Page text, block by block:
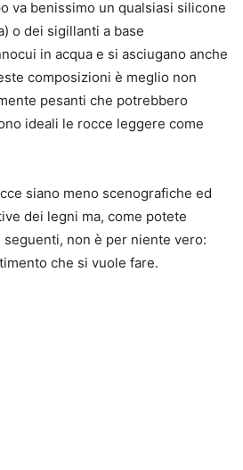
va benissimo un qualsiasi silicone
o dei sigillanti a base
in acqua e si asciugano anche
composizioni è meglio non
pesanti che potrebbero
ideali le rocce leggere come
siano meno scenografiche ed
dei legni ma, come potete
non è per niente vero:
che si vuole fare.